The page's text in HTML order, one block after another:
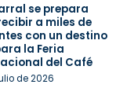
se prepara
a miles de
con un destino
la Feria
del Café
de 2026